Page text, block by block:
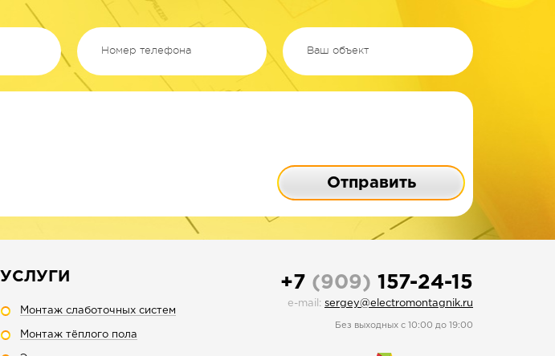
Отправить
УСЛУГИ
Монтаж слаботочных систем
Монтаж тёплого пола
+7 (909) 157-24-15
e-mail: sergey@electromontagnik.ru
Без выходных c 10:00 до 19:00